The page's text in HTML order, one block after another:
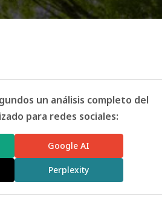
un análisis completo del
para redes sociales:
Google AI
Perplexity